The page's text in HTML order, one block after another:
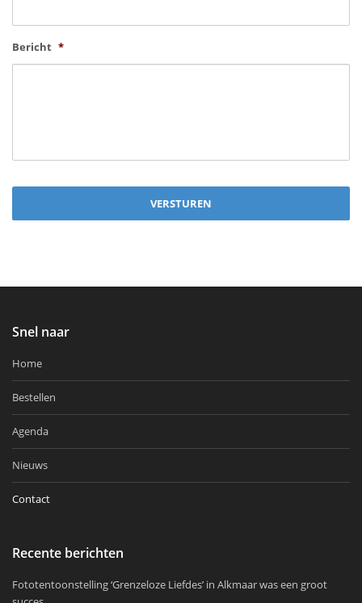
Bericht *
Snel naar
Home
Bestellen
Agenda
Nieuws
Contact
Recente berichten
Fototentoonstelling ‘Grenzeloze Liefdes’ in Alkmaar was een groot